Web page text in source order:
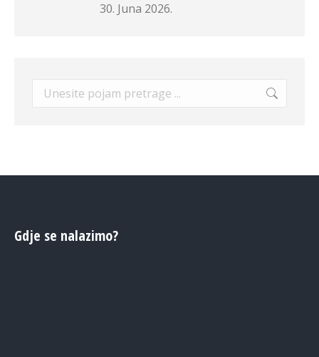
30. Juna 2026.
Search:
Gdje se nalazimo?